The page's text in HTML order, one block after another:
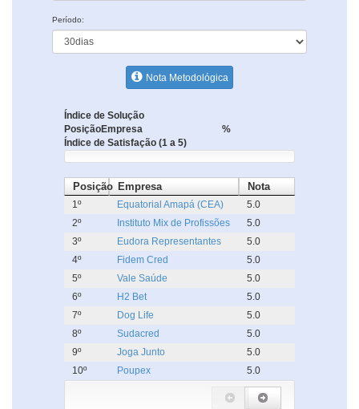
Período:
Nota Metodológica
Índice de Solução
PosiçãoEmpresa
%
Índice de Satisfação (1 a 5)
Posição Empresa Nota
1º Equatorial Amapá (CEA)
5.0
2º
Instituto Mix de Profissões
5.0
3º
Eudora Representantes
5.0
4º
Fidem Cred
5.0
5º
Vale Saúde
5.0
6º
H2 Bet
5.0
7º
Dog Life
5.0
8º
Sudacred
5.0
9º
Joga Junto
5.0
10º
Poupex 5.0